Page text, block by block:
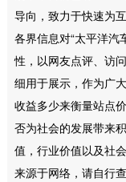
导向，致力于快速为
各界信息对“太平洋汽
性，以网友点评、访
细用于展示，作为广
收益多少来衡量站点
否为社会的发展带来
值，行业价值以及社
来源于网络，请自行